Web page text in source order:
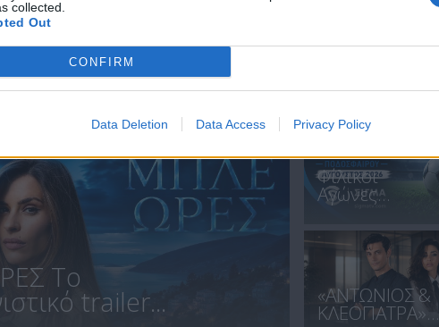
collected.
Out
CONFIRM
Data Deletion Data Access Privacy Policy
ΝΕΑ
Το
trailer...
Φίλικοι
Αγώνες...
«ΑΝΤΩΝΙΟΣ &
ΚΛΕΟΠΑΤΡΑ»...